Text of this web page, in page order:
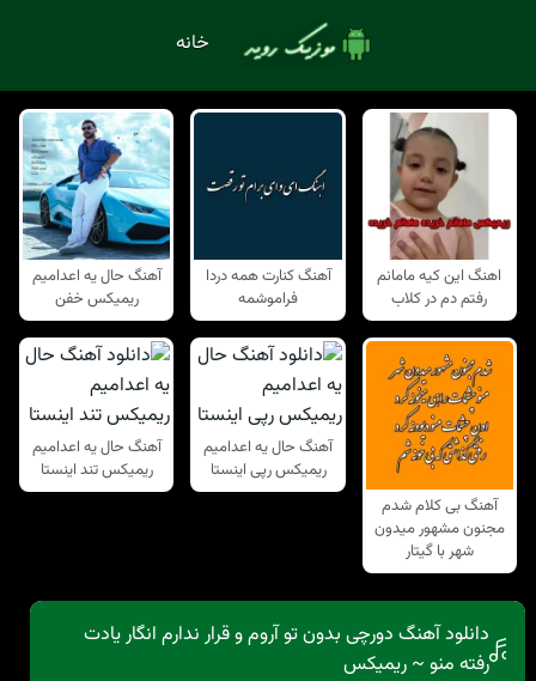
خانه
اهنگ این کیه مامانم
رفتم دم در کلاب
آهنگ کنارت همه دردا
فراموشمه
آهنگ حال یه اعدامیم
ریمیکس خفن
آهنگ بی کلام شدم
مجنون مشهور میدون
شهر با گیتار
آهنگ حال یه اعدامیم
ریمیکس رپی اینستا
آهنگ حال یه اعدامیم
ریمیکس تند اینستا
دانلود آهنگ دورچی بدون تو آروم و قرار ندارم انگار یادت
رفته منو ~ ریمیکس